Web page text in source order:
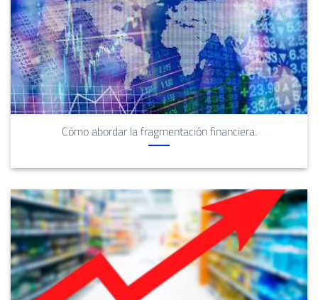
Cómo abordar la fragmentación financiera.